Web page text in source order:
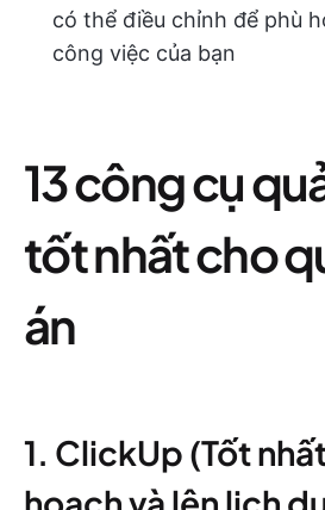
có thể điều chỉnh để phù
công việc của bạn
13 công cụ
tốt nhất cho
án
1. ClickUp (Tốt